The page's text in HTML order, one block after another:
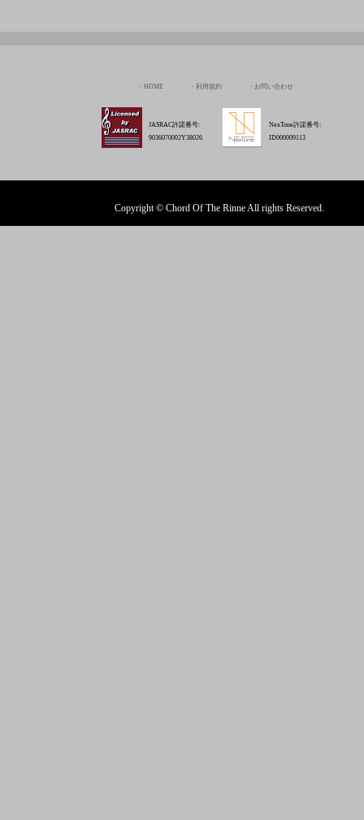
HOME 利用規約 お問い合わせ
JASRAC許諾番号:
9036070002Y38026
NexTone許諾番号:
ID000009113
Copyright © Chord Of The Rinne All rights Reserved.